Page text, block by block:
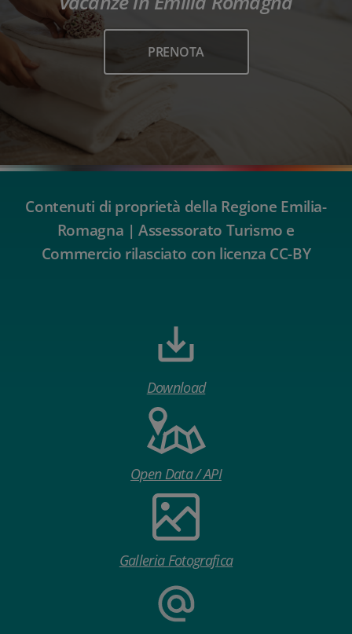
PRENOTA
Contenuti di proprietà della Regione Emilia-
Romagna | Assessorato Turismo e
Commercio rilasciato con licenza CC-BY
Download
Open Data / API
Galleria Fotografica